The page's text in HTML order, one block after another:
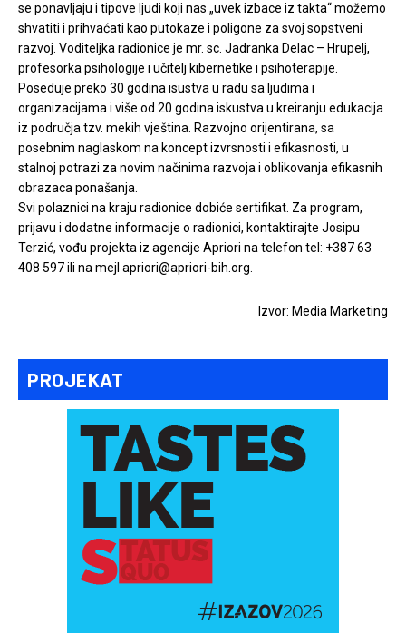
PROJEKAT
se ponavljaju i tipove ljudi koji nas „uvek izbace iz takta“ možemo
shvatiti i prihvaćati kao putokaze i poligone za svoj sopstveni
razvoj. Voditeljka radionice je mr. sc. Jadranka Delac – Hrupelj,
profesorka psihologije i učitelj kibernetike i psihoterapije.
Poseduje preko 30 godina isustva u radu sa ljudima i
organizacijama i više od 20 godina iskustva u kreiranju edukacija
iz područja tzv. mekih vještina. Razvojno orijentirana, sa
posebnim naglaskom na koncept izvrsnosti i efikasnosti, u
stalnoj potrazi za novim načinima razvoja i oblikovanja efikasnih
obrazaca ponašanja.
Svi polaznici na kraju radionice dobiće sertifikat. Za program,
prijavu i dodatne informacije o radionici, kontaktirajte Josipu
Terzić, vođu projekta iz agencije Apriori na telefon tel: +387 63
408 597 ili na mejl apriori@apriori-bih.org.
Izvor: Media Marketing